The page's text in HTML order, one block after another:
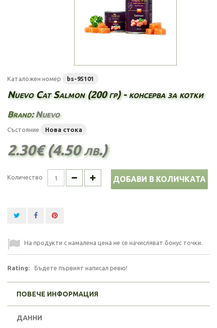
Каталожен номер bs-95101
Nuevo Cat Salmon (200 гр) - консерва за котки
Brand:Nuevo
Състояние Нова стока
2.30€ (4.50 лв.)
Количество ДОБАВИ В КОЛИЧКАТА
На продукти с намалена цена не се начисляват бонус точки.
Rating: Бъдете първият написал ревю!
ПОВЕЧЕ ИНФОРМАЦИЯ
ДАННИ